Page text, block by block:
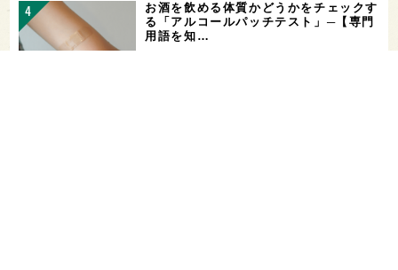
お酒を飲める体質かどうかをチェックす
る「アルコールパッチテスト」─【専門
用語を知…